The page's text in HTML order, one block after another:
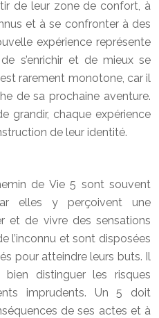
de leur zone de confort, à
et à se confronter à des
expérience représente
s’enrichir et de mieux se
est rarement monotone, car il
de sa prochaine aventure.
grandir, chaque expérience
de leur identité.
de Vie 5 sont souvent
elles y perçoivent une
et de vivre des sensations
l’inconnu et sont disposées
pour atteindre leurs buts. Il
distinguer les risques
imprudents. Un 5 doit
de ses actes et à